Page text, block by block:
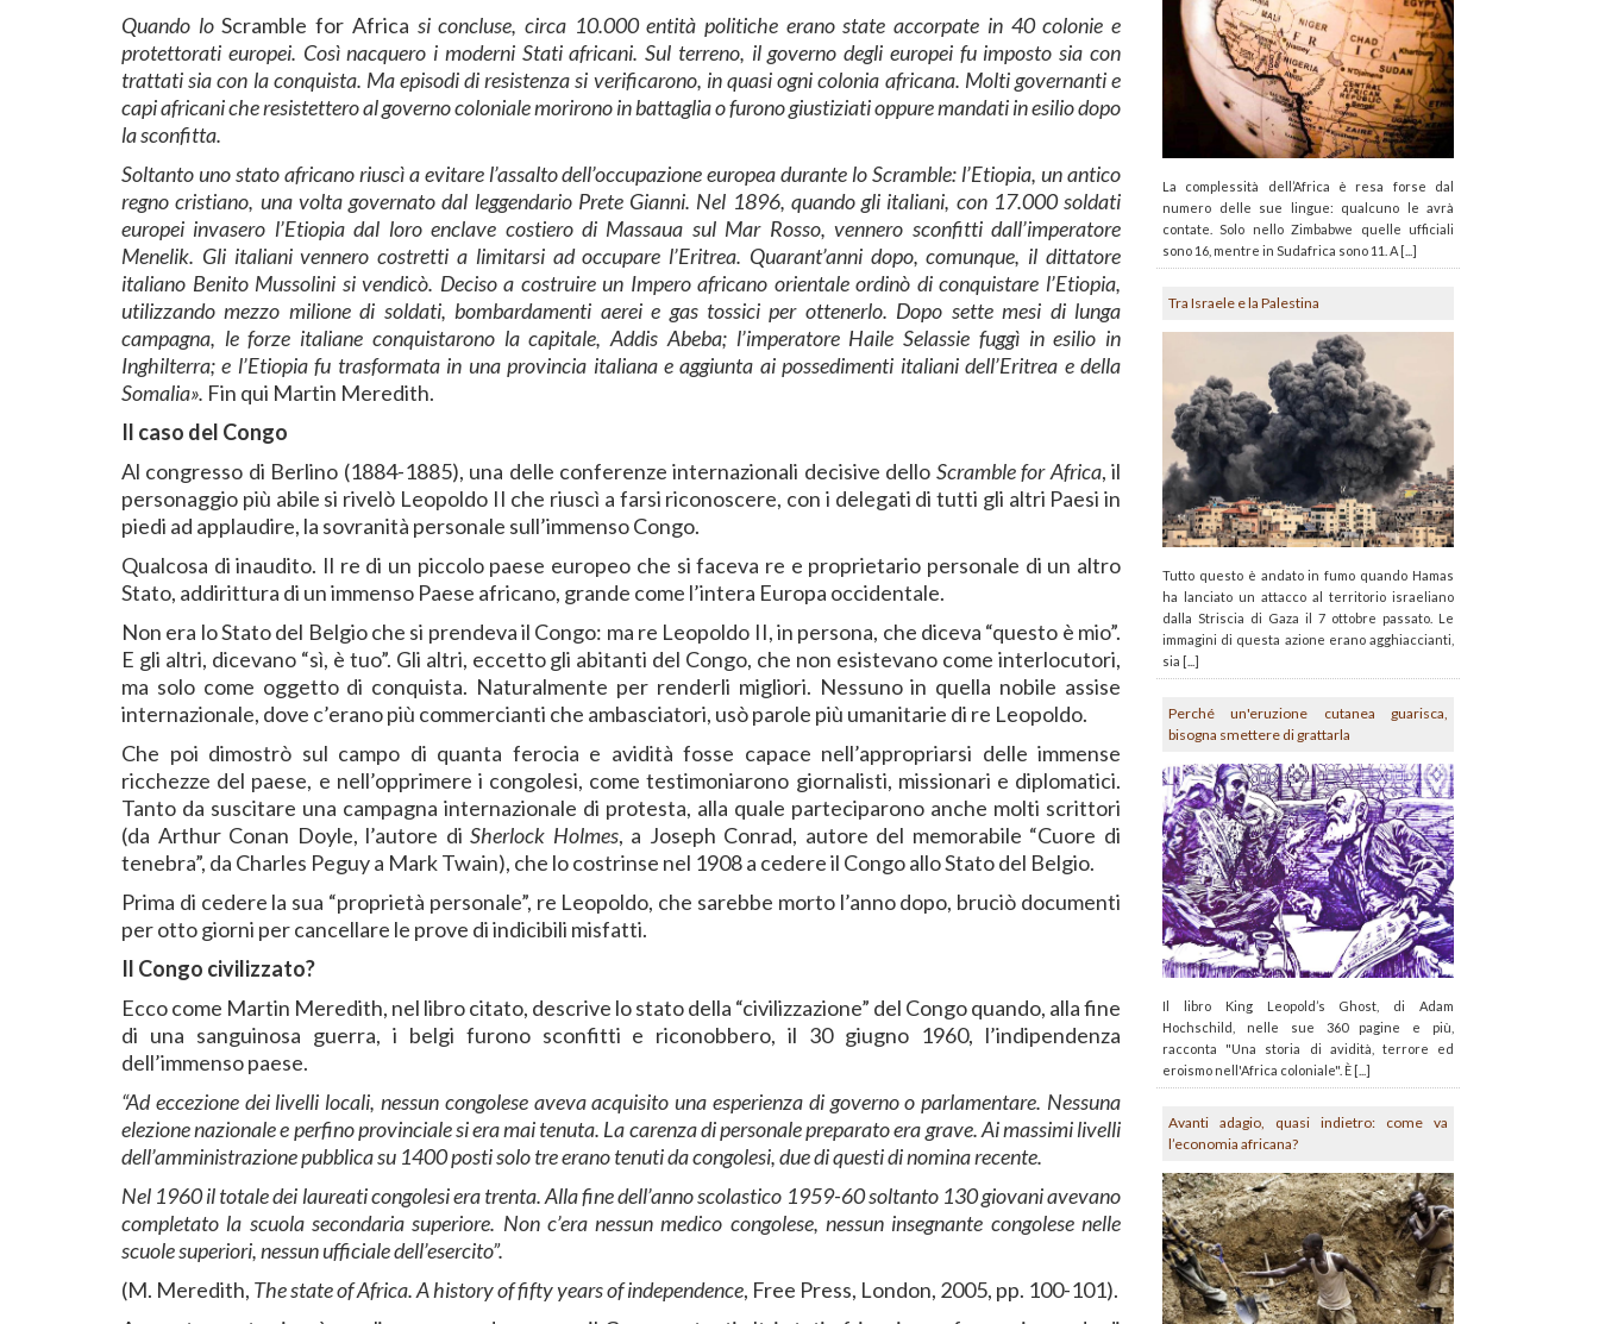
Quando loScramble for Africa si concluse, circa 10.000 entità politiche erano state accorpate in 40 colonie e
protettorati europei. Così nacquero i moderni Stati africani. Sul terreno, il governo degli europei fu imposto sia con
trattati sia con la conquista. Ma episodi di resistenza si verificarono, in quasi ogni colonia africana. Molti governanti e
capi africani che resistettero al governo coloniale morirono in battaglia o furono giustiziati oppure mandati in esilio dopo
la sconfitta.
Soltanto uno stato africano riuscì a evitare l’assalto dell’occupazione europea durante lo Scramble: l’Etiopia, un antico
regno cristiano, una volta governato dal leggendario Prete Gianni. Nel 1896, quando gli italiani, con 17.000 soldati
europei invasero l’Etiopia dal loro enclave costiero di Massaua sul Mar Rosso, vennero sconfitti dall’imperatore
Menelik. Gli italiani vennero costretti a limitarsi ad occupare l’Eritrea. Quarant’anni dopo, comunque, il dittatore
italiano Benito Mussolini si vendicò. Deciso a costruire un Impero africano orientale ordinò di conquistare l’Etiopia,
utilizzando mezzo milione di soldati, bombardamenti aerei e gas tossici per ottenerlo. Dopo sette mesi di lunga
campagna, le forze italiane conquistarono la capitale, Addis Abeba; l’imperatore Haile Selassie fuggì in esilio in
Inghilterra; e l’Etiopia fu trasformata in una provincia italiana e aggiunta ai possedimenti italiani dell’Eritrea e della
Somalia». Fin qui Martin Meredith.
Il caso del Congo
Al congresso di Berlino (1884-1885), una delle conferenze internazionali decisive dello Scramble for Africa, il
personaggio più abile si rivelò Leopoldo II che riuscì a farsi riconoscere, con i delegati di tutti gli altri Paesi in
piedi ad applaudire, la sovranità personale sull’immenso Congo.
Qualcosa di inaudito. Il re di un piccolo paese europeo che si faceva re e proprietario personale di un altro
Stato, addirittura di un immenso Paese africano, grande come l’intera Europa occidentale.
Non era lo Stato del Belgio che si prendeva il Congo: ma re Leopoldo II, in persona, che diceva “questo è mio”.
E gli altri, dicevano “sì, è tuo”. Gli altri, eccetto gli abitanti del Congo, che non esistevano come interlocutori,
ma solo come oggetto di conquista. Naturalmente per renderli migliori. Nessuno in quella nobile assise
internazionale, dove c’erano più commercianti che ambasciatori, usò parole più umanitarie di re Leopoldo.
Che poi dimostrò sul campo di quanta ferocia e avidità fosse capace nell’appropriarsi delle immense
ricchezze del paese, e nell’opprimere i congolesi, come testimoniarono giornalisti, missionari e diplomatici.
Tanto da suscitare una campagna internazionale di protesta, alla quale parteciparono anche molti scrittori
(da Arthur Conan Doyle, l’autore diSherlock Holmes, a Joseph Conrad, autore del memorabile “Cuore di
tenebra”, da Charles Peguy a Mark Twain), che lo costrinse nel 1908 a cedere il Congo allo Stato del Belgio.
Prima di cedere la sua “proprietà personale”, re Leopoldo, che sarebbe morto l’anno dopo, bruciò documenti
per otto giorni per cancellare le prove di indicibili misfatti.
Il Congo civilizzato?
Ecco come Martin Meredith, nel libro citato, descrive lo stato della “civilizzazione” del Congo quando, alla fine
di una sanguinosa guerra, i belgi furono sconfitti e riconobbero, il 30 giugno 1960, l’indipendenza
dell’immenso paese.
“Ad eccezione dei livelli locali, nessun congolese aveva acquisito una esperienza di governo o parlamentare. Nessuna
elezione nazionale e perfino provinciale si era mai tenuta. La carenza di personale preparato era grave. Ai massimi livelli
dell’amministrazione pubblica su 1400 posti solo tre erano tenuti da congolesi, due di questi di nomina recente.
Nel 1960 il totale dei laureati congolesi era trenta. Alla fine dell’anno scolastico 1959-60 soltanto 130 giovani avevano
completato la scuola secondaria superiore. Non c’era nessun medico congolese, nessun insegnante congolese nelle
scuole superiori, nessun ufficiale dell’esercito”.
(M. Meredith, The state of Africa. A history of fifty years of independence, Free Press, London, 2005, pp. 100-101).
La complessità dell’Africa è resa forse dal
numero delle sue lingue: qualcuno le avrà
contate. Solo nello Zimbabwe quelle ufficiali
sono 16, mentre in Sudafrica sono 11. A [...]
Tra Israele e la Palestina
Tutto questo è andato in fumo quando Hamas
ha lanciato un attacco al territorio israeliano
dalla Striscia di Gaza il 7 ottobre passato. Le
immagini di questa azione erano agghiaccianti,
sia [...]
Perché un'eruzione cutanea guarisca,
bisogna smettere di grattarla
Il libro King Leopold’s Ghost, di Adam
Hochschild, nelle sue 360 pagine e più,
racconta "Una storia di avidità, terrore ed
eroismo nell'Africa coloniale". È [...]
Avanti adagio, quasi indietro: come va
l’economia africana?